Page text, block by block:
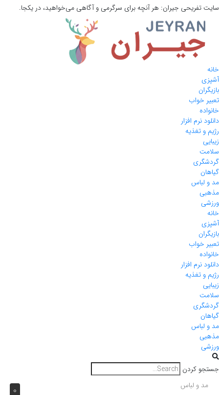
سایت تفریحی جیران: هر آنچه برای سرگرمی و آگاهی می‌خواهید، در یکجا.
خانه
آشپزی
بازیگران
تعبیر خواب
خانواده
دانلود نرم افزار
رژیم و تغذیه
زیبایی
سلامت
گردشگری
گیاهان
مد و لباس
مذهبی
ورزشی
خانه
آشپزی
بازیگران
تعبیر خواب
خانواده
دانلود نرم افزار
رژیم و تغذیه
زیبایی
سلامت
گردشگری
گیاهان
مد و لباس
مذهبی
ورزشی
جستجو کردن
0 مد و لباس